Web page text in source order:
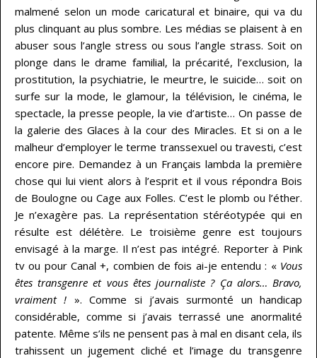
malmené selon un mode caricatural et binaire, qui va du
plus clinquant au plus sombre. Les médias se plaisent à en
abuser sous l’angle stress ou sous l’angle strass. Soit on
plonge dans le drame familial, la précarité, l’exclusion, la
prostitution, la psychiatrie, le meurtre, le suicide… soit on
surfe sur la mode, le glamour, la télévision, le cinéma, le
spectacle, la presse people, la vie d’artiste… On passe de
la galerie des Glaces à la cour des Miracles. Et si on a le
malheur d’employer le terme transsexuel ou travesti, c’est
encore pire. Demandez à un Français lambda la première
chose qui lui vient alors à l’esprit et il vous répondra Bois
de Boulogne ou Cage aux Folles. C’est le plomb ou l’éther.
Je n’exagère pas. La représentation stéréotypée qui en
résulte est délétère. Le troisième genre est toujours
envisagé à la marge. Il n’est pas intégré. Reporter à Pink
tv ou pour Canal +, combien de fois ai-je entendu : « Vous
êtes transgenre et vous êtes journaliste ? Ça alors… Bravo,
vraiment ! ». Comme si j’avais surmonté un handicap
considérable, comme si j’avais terrassé une anormalité
patente. Même s’ils ne pensent pas à mal en disant cela, ils
trahissent un jugement cliché et l’image du transgenre